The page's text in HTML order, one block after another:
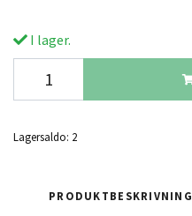
I lager.
Lagersaldo: 2
PRODUKTBESKRIVNING